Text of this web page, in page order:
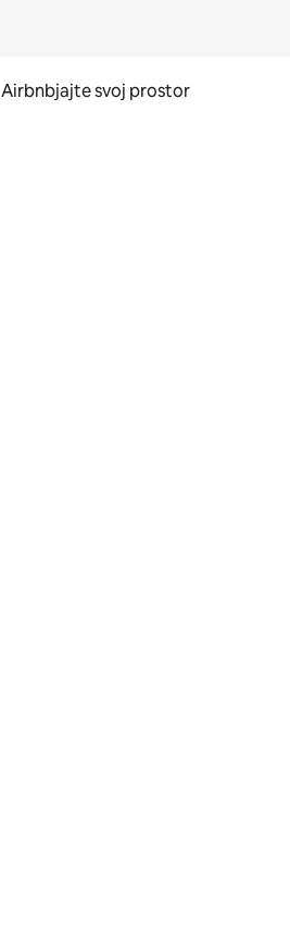
Airbnbjajte svoj prostor